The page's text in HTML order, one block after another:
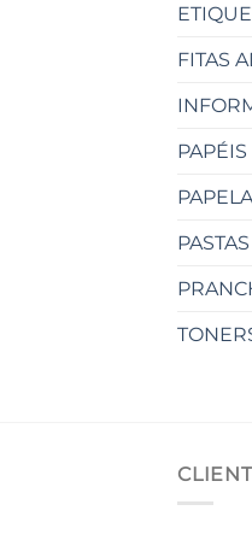
FITAS
PASTAS